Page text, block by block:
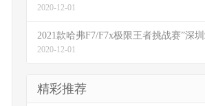
2020-12-01
2021款哈弗F7/F7x极限王者挑战赛”深
2020-12-01
精彩推荐